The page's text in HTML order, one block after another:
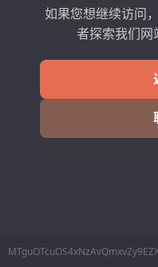
如果您想继续访问
者探索我们网